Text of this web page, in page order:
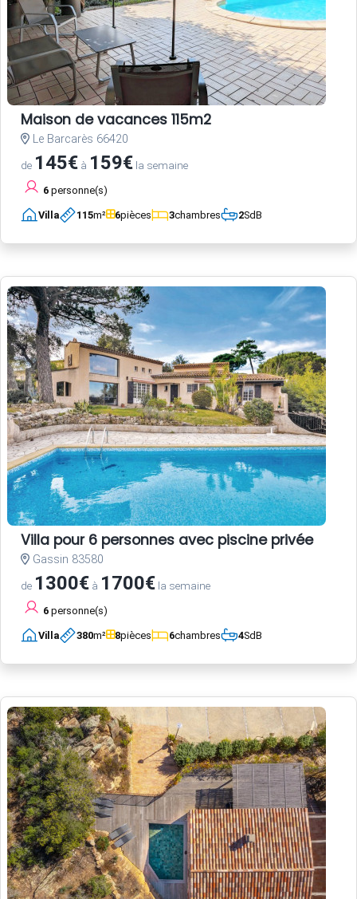
Maison de vacances 115m2
Le Barcarès 66420
de 145€ à 159€ la semaine
6 personne(s)
Villa 115m² 6pièces 3chambres 2SdB
Villa pour 6 personnes avec piscine privée
Gassin 83580
de 1300€ à 1700€ la semaine
6 personne(s)
Villa 380m² 8pièces 6chambres 4SdB